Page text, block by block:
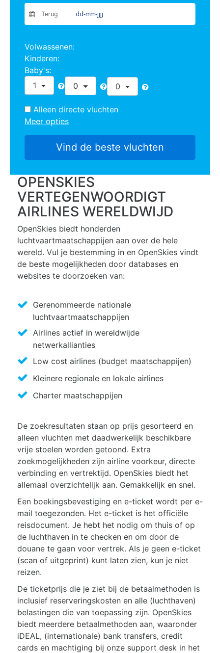
Terug
Volwassenen:
Kinderen:
Baby's:
1
0 0
Alleen directe vluchten
Meer opties
Vind de beste vluchten
OPENSKIES
VERTEGENWOORDIGT
AIRLINES WERELDWIJD
OpenSkies biedt honderden
luchtvaartmaatschappijen aan over de hele
wereld. Vul je bestemming in en OpenSkies vindt
de beste mogelijkheden door databases en
websites te doorzoeken van:
Gerenommeerde nationale
luchtvaartmaatschappijen
Airlines actief in wereldwijde
netwerkallianties
Low cost airlines (budget maatschappijen)
Kleinere regionale en lokale airlines
Charter maatschappijen
De zoekresultaten staan op prijs gesorteerd en
alleen vluchten met daadwerkelijk beschikbare
vrije stoelen worden getoond. Extra
zoekmogelijkheden zijn airline voorkeur, directe
verbinding en vertrektijd. OpenSkies biedt het
allemaal overzichtelijk aan. Gemakkelijk en snel.
Een boekingsbevestiging en e-ticket wordt per e-
mail toegezonden. Het e-ticket is het officiële
reisdocument. Je hebt het nodig om thuis of op
de luchthaven in te checken en om door de
douane te gaan voor vertrek. Als je geen e-ticket
(scan of uitgeprint) kunt laten zien, kun je niet
reizen.
De ticketprijs die je ziet bij de betaalmethoden is
inclusief reserveringskosten en alle (luchthaven)
belastingen die van toepassing zijn. OpenSkies
biedt meerdere betaalmethoden aan, waaronder
iDEAL, (internationale) bank transfers, credit
cards en machtiging bij onze support desk in het